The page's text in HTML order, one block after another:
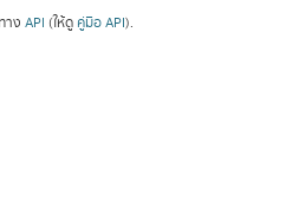
าง API (ให้ดู คู่มือ API).